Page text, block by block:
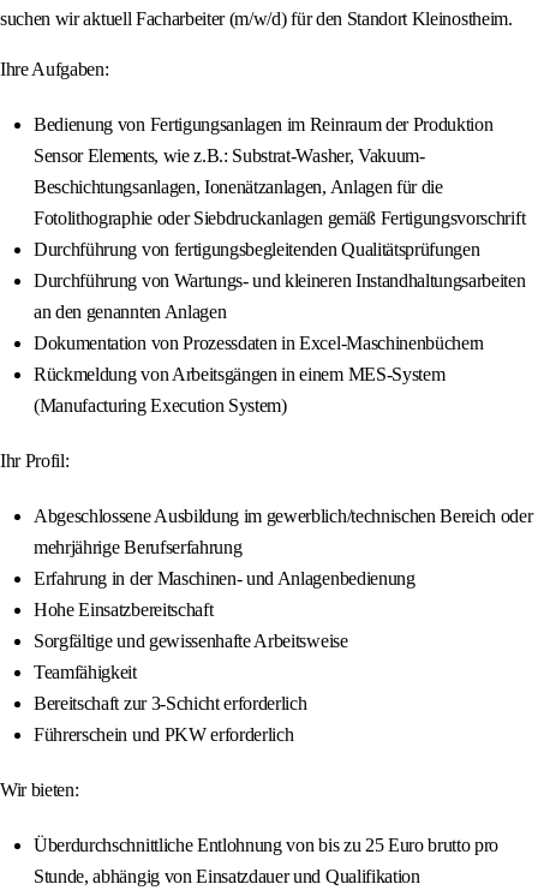
suchen wir aktuell Facharbeiter (m/w/d) für den Standort Kleinostheim.
Ihre Aufgaben:
Bedienung von Fertigungsanlagen im Reinraum der Produktion
Sensor Elements, wie z.B.: Substrat-Washer, Vakuum-
Beschichtungsanlagen, Ionenätzanlagen, Anlagen für die
Fotolithographie oder Siebdruckanlagen gemäß Fertigungsvorschrift
Durchführung von fertigungsbegleitenden Qualitätsprüfungen
Durchführung von Wartungs- und kleineren Instandhaltungsarbeiten
an den genannten Anlagen
Dokumentation von Prozessdaten in Excel-Maschinenbüchern
Rückmeldung von Arbeitsgängen in einem MES-System
(Manufacturing Execution System)
Ihr Profil:
Abgeschlossene Ausbildung im gewerblich/technischen Bereich oder
mehrjährige Berufserfahrung
Erfahrung in der Maschinen- und Anlagenbedienung
Hohe Einsatzbereitschaft
Sorgfältige und gewissenhafte Arbeitsweise
Teamfähigkeit
Bereitschaft zur 3-Schicht erforderlich
Führerschein und PKW erforderlich
Wir bieten:
Überdurchschnittliche Entlohnung von bis zu 25 Euro brutto pro
Stunde, abhängig von Einsatzdauer und Qualifikation